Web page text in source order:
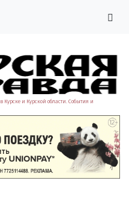
Курске и Курской области. События и